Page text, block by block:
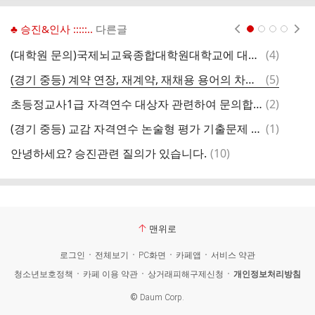
♣ 승진&인사 :::::.. 다른글
(대학원 문의)국제뇌교육종합대학원대학교에 대해 아시는 분 계실까요? 댓
(4)
(경기 중등) 계약 연장, 재계약, 재채용 용어의 차이와 절차 문의
댓
글
(5)
초등정교사1급 자격연수 대상자 관련하여 문의합니다. 댓
(2)
(경기 중등) 교감 자격연수 논술형 평가 기출문제 얻고싶어요. 댓
(1)
안녕하세요? 승진관련 질의가 있습니다. 댓
(10)
맨위로
로그인 전체보기 PC화면 카페앱
서비스 약관
청소년보호정책
카페 이용 약관 상거래피해구제신청 개인정보처리방침
© Daum Corp.